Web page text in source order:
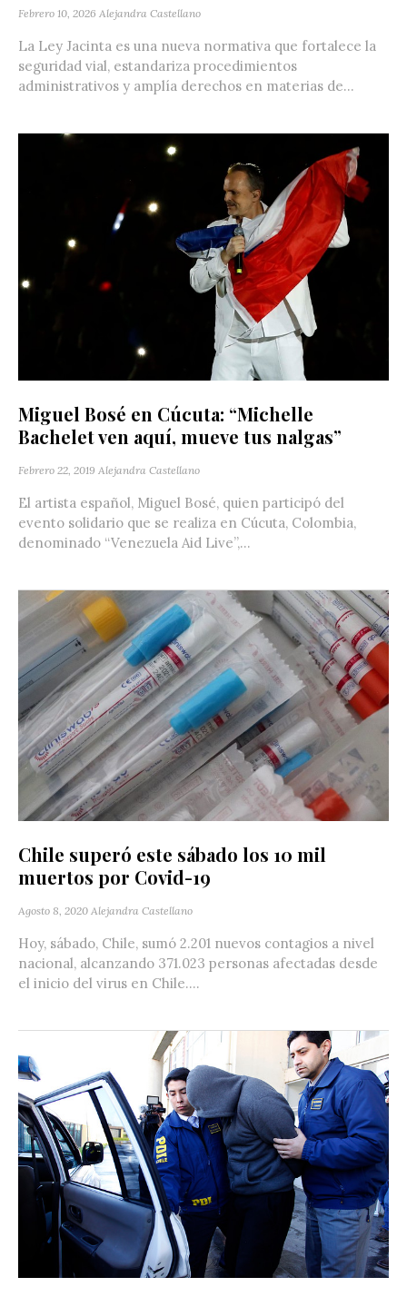
Febrero 10, 2026 Alejandra Castellano
La Ley Jacinta es una nueva normativa que fortalece la
seguridad vial, estandariza procedimientos
administrativos y amplía derechos en materias de...
Miguel Bosé en Cúcuta: “Michelle
Bachelet ven aquí, mueve tus nalgas”
Febrero 22, 2019 Alejandra Castellano
El artista español, Miguel Bosé, quien participó del
evento solidario que se realiza en Cúcuta, Colombia,
denominado “Venezuela Aid Live”,...
Chile superó este sábado los 10 mil
muertos por Covid-19
Agosto 8, 2020 Alejandra Castellano
Hoy, sábado, Chile, sumó 2.201 nuevos contagios a nivel
nacional, alcanzando 371.023 personas afectadas desde
el inicio del virus en Chile....